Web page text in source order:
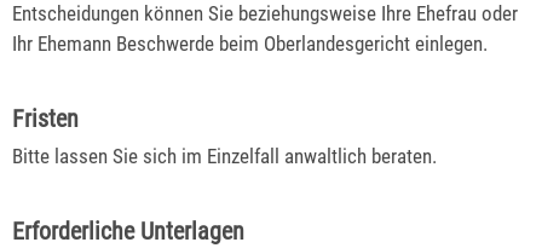
Entscheidungen können Sie beziehungsweise Ihre Ehefrau oder
Ihr Ehemann Beschwerde beim Oberlandesgericht einlegen.
Fristen
Bitte lassen Sie sich im Einzelfall anwaltlich beraten.
Erforderliche Unterlagen